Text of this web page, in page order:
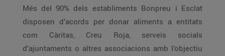
Més del 90% dels establiments Bonpreu i Esclat
disposen d’acords per donar aliments a entitats
com Càritas, Creu Roja, serveis socials
d’ajuntaments o altres associacions amb l’objectiu